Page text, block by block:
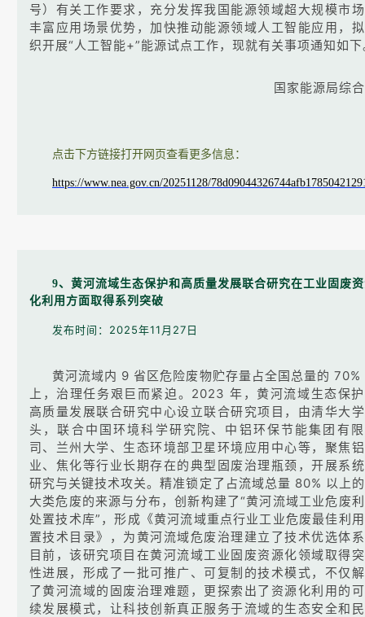
号）有关工作要求，充分发挥我国能源领域超大规模市
丰富应用场景优势，加快推动能源领域人工智能应用，
织开展“人工智能+”能源试点工作，现就有关事项通知如
国家能源局综
点击下方链接打开网页查看更多信息：
https://www.nea.gov.cn/20251128/
9、黄河流域生态保护和高质量发展联合研究在工业固废
化利用方面取得系列突破
发布时间：2025年11月27日
黄河流域内 9 省区危险废物贮存量占全国总量的 70%
上，治理任务艰巨而紧迫。2023 年，黄河流域生态保
高质量发展联合研究中心设立联合研究项目，由清华大
头，联合中国环境科学研究院、中铝环保节能集团有
司、兰州大学、生态环境部卫星环境应用中心等，聚焦
业、焦化等行业长期存在的典型固废治理瓶颈，开展系
研究与关键技术攻关。精准锁定了占流域总量 80% 以上
大类危废的来源与分布，创新构建了“黄河流域工业危废
处置技术库”，形成《黄河流域重点行业工业危废最佳利
置技术目录》，为黄河流域危废治理建立了技术优选体
目前，该研究项目在黄河流域工业固废资源化领域取得
性进展，形成了一批可推广、可复制的技术模式，不仅
了黄河流域的固废治理难题，更探索出了资源化利用的
续发展模式，让科技创新真正服务于流域的生态安全和